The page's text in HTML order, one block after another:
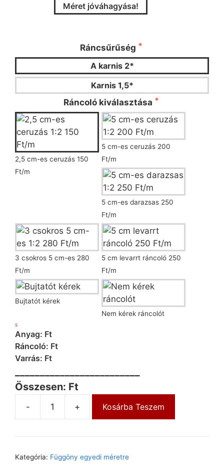
Méret jóváhagyása!
Ráncsűrűség
A karnis 2*
Karnis 1,5*
Ráncoló kiválasztása
2,5 cm-es ceruzás 150
Ft/m
5 cm-es ceruzás 200
Ft/m
5 cm-es darazsas 250
Ft/m
3 csokros 5 cm-es 280
Ft/m
5 cm levarrt ráncoló 250
Ft/m
Bujtatót kérek
Nem kérek ráncolót
S
Anyag: Ft
Ráncoló: Ft
Varrás: Ft
Összesen: Ft
- + Kosárba Teszem
Kategória: Függöny egyedi méretre